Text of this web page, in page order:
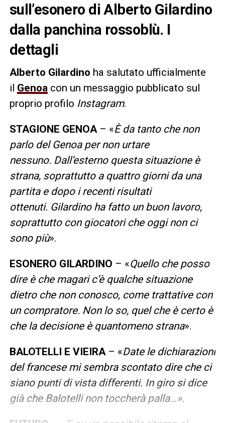
sull’esonero di Alberto Gilardino
dalla panchina rossoblù. I
dettagli
Alberto Gilardino ha salutato ufficialmente
il Genoa con un messaggio pubblicato sul
proprio profilo Instagram.
STAGIONE GENOA– «È da tanto che non
parlo del Genoa per non urtare
nessuno. Dall’esterno questa situazione è
strana, soprattutto a quattro giorni da una
partita e dopo i recenti risultati
ottenuti. Gilardino ha fatto un buon lavoro,
soprattutto con giocatori che oggi non ci
sono più».
ESONERO GILARDINO – «Quello che posso
dire è che magari c’è qualche situazione
dietro che non conosco, come trattative con
un compratore. Non lo so, quel che è certo è
che la decisione è quantomeno strana».
BALOTELLI E VIEIRA– «Date le dichiarazioni
del francese mi sembra scontato dire che ci
siano punti di vista differenti. In giro si dice
già che Balotelli non toccherà palla…».